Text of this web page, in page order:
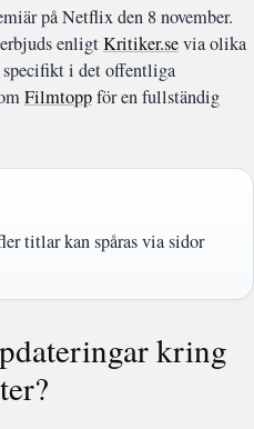
på Netflix den 8 november.
enligtKritiker.sevia olika
i det offentliga
Filmtoppför en fullständig
titlar kan spåras via sidor
kring